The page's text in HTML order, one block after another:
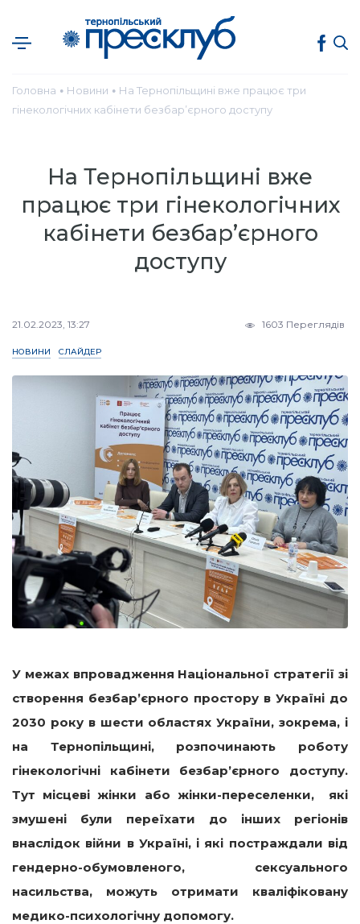
Головна ● Новини ● На Тернопільщині вже працює три
гінекологічних кабінети безбар’єрного доступу
На Тернопільщині вже
працює три гінекологічних
кабінети безбар’єрного
доступу
21.02.2023, 13:27 1603 Переглядів
НОВИНИ СЛАЙДЕР
У межах впровадження Національної стратегії зі
створення безбар’єрного простору в Україні до
2030 року в шести областях України, зокрема, і
на Тернопільщині, розпочинають роботу
гінекологічні кабінети безбар’єрного доступу.
Тут місцеві жінки або жінки-переселенки, які
змушені були переїхати до інших регіонів
внаслідок війни в Україні, і які постраждали від
гендерно-обумовленого, сексуального
насильства, можуть отримати кваліфіковану
медико-психологічну допомогу.